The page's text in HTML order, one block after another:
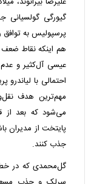
گیورگی گولسیانی
پرسپولیس به
هم اینکه نقاط
عیسی آل‌کثیر و عدم
احتمالی با
مهم‌ترین هدف
می‌شود که بعد از
پایتخت از مدیران
جذب کنند.
گل‌محمدی که در